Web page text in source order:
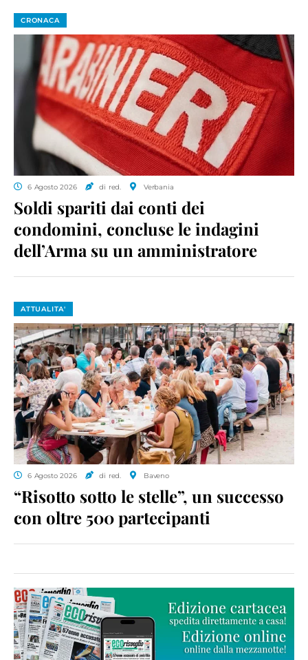
CRONACA
6 Agosto 2026 di red. Verbania
Soldi spariti dai conti dei
condomini, concluse le indagini
dell’Arma su un amministratore
ATTUALITA'
6 Agosto 2026 di red. Baveno
“Risotto sotto le stelle”, un successo
con oltre 500 partecipanti